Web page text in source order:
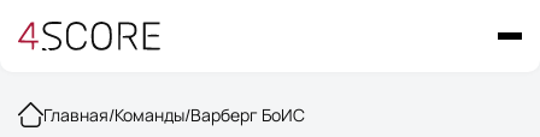
Главная/Команды/Варберг БоИС